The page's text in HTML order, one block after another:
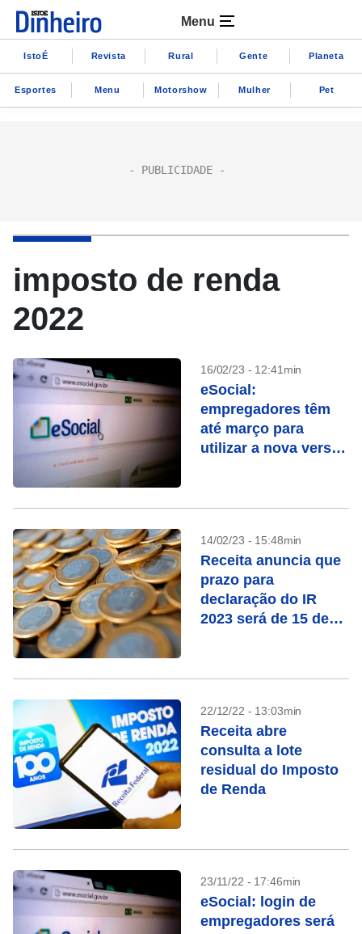
Menu
IstoÉ Revista Rural Gente Planeta
Esportes Menu Motorshow Mulher Pet
imposto de renda
2022
16/02/23 - 12:41min
eSocial:
empregadores têm
até março para
utilizar a nova versão
14/02/23 - 15:48min
Receita anuncia que
prazo para
declaração do IR
2023 será de 15 de
22/12/22 - 13:03min
Receita abre
consulta a lote
residual do Imposto
de Renda
23/11/22 - 17:46min
eSocial: login de
empregadores será